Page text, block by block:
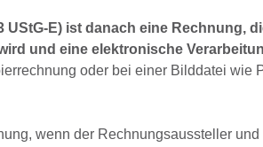
UStG-E) ist danach eine Rechnung,
und eine elektronische
oder bei einer Bilddatei wie
wenn der Rechnungsaussteller